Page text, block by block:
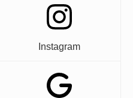
Instagram